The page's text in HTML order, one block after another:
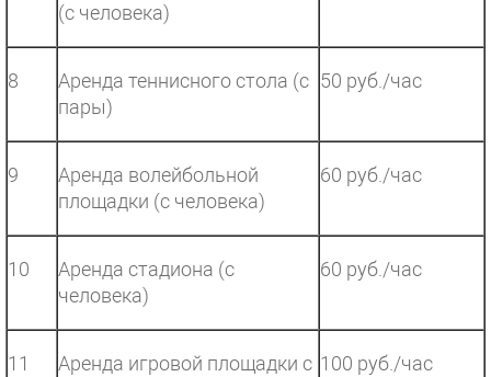
(с человека)
8
Аренда теннисного стола (с
пары)
50 руб./час
9
Аренда волейбольной
площадки (с человека)
60 руб./час
10
Аренда стадиона (с
человека)
60 руб./час
11
Аренда игровой площадки с 100 руб./час